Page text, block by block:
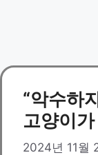
“악수하
고양이
2024년 11월